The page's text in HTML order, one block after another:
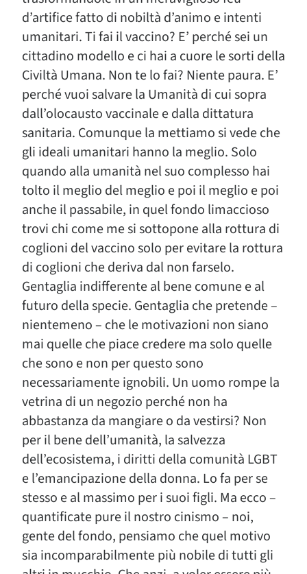
d’artifice fatto di nobiltà d’animo e intenti
umanitari. Ti fai il vaccino? E’ perché sei un
cittadino modello e ci hai a cuore le sorti della
Civiltà Umana. Non te lo fai? Niente paura. E’
perché vuoi salvare la Umanità di cui sopra
dall’olocausto vaccinale e dalla dittatura
sanitaria. Comunque la mettiamo si vede che
gli ideali umanitari hanno la meglio. Solo
quando alla umanità nel suo complesso hai
tolto il meglio del meglio e poi il meglio e poi
anche il passabile, in quel fondo limaccioso
trovi chi come me si sottopone alla rottura di
coglioni del vaccino solo per evitare la rottura
di coglioni che deriva dal non farselo.
Gentaglia indifferente al bene comune e al
futuro della specie. Gentaglia che pretende –
nientemeno – che le motivazioni non siano
mai quelle che piace credere ma solo quelle
che sono e non per questo sono
necessariamente ignobili. Un uomo rompe la
vetrina di un negozio perché non ha
abbastanza da mangiare o da vestirsi? Non
per il bene dell’umanità, la salvezza
dell’ecosistema, i diritti della comunità LGBT
e l’emancipazione della donna. Lo fa per se
stesso e al massimo per i suoi figli. Ma ecco –
quantificate pure il nostro cinismo – noi,
gente del fondo, pensiamo che quel motivo
sia incomparabilmente più nobile di tutti gli